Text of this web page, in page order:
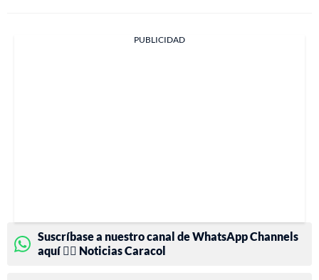
PUBLICIDAD
Suscríbase a nuestro canal de WhatsApp Channels
aquí 👉🏻 Noticias Caracol